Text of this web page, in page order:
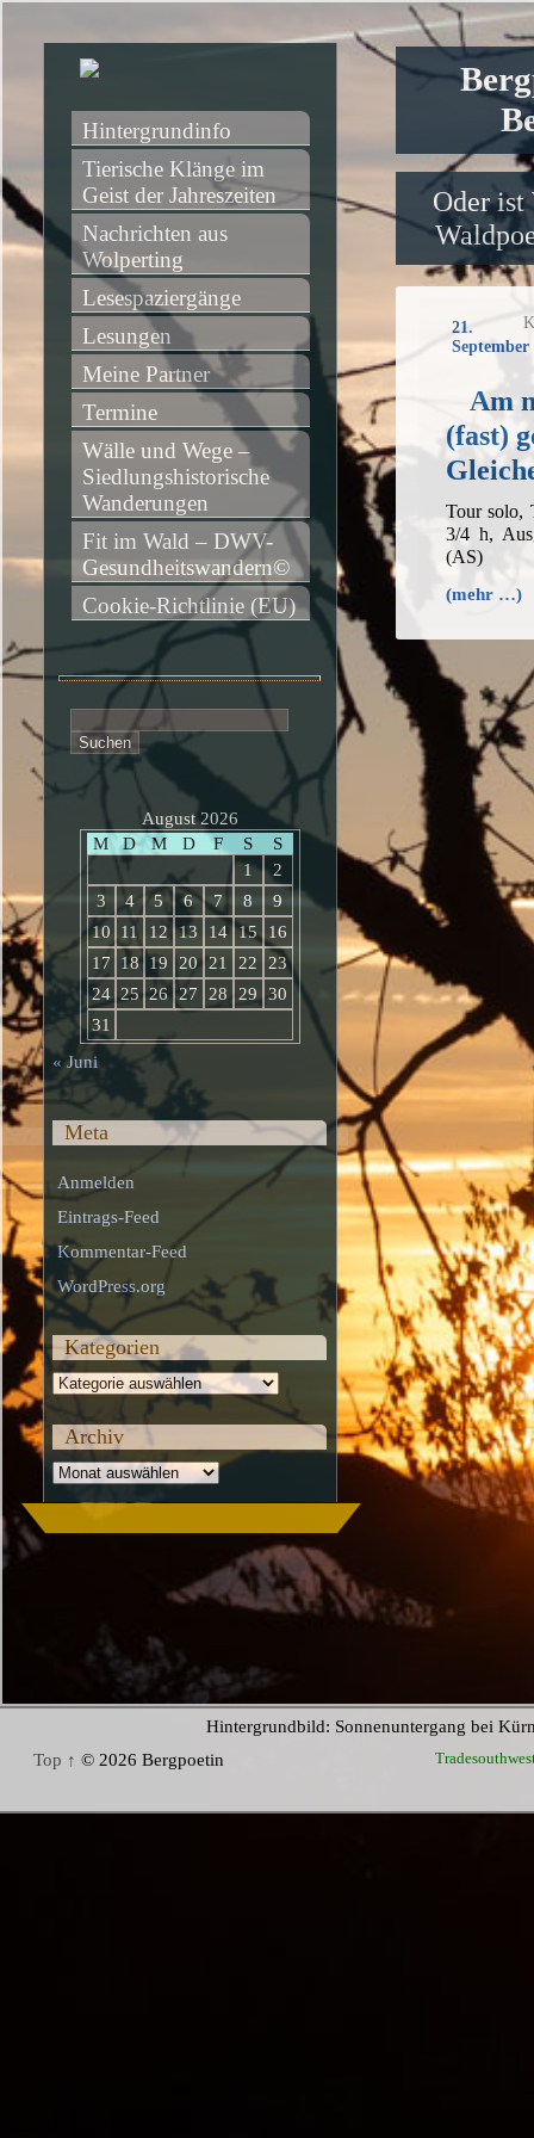
Oder ist
21.
September
Am
(fast)
Tour solo,
3/4 h,
(AS)
(mehr …)
Hintergrundinfo
Tierische Klänge im
Geist der Jahreszeiten
Nachrichten aus
Wolperting
Lesespaziergänge
Lesungen
Meine Partner
Termine
Wälle und Wege –
Siedlungshistorische
Wanderungen
Fit im Wald – DWV-
Gesundheitswandern©
Cookie-Richtlinie (EU)
nach:
August 2026
M
D M D F S
S
1
2
3
4 5 6 7 8
9
10
11 12 13 14 15
16
17
18 19 20 21 22
23
24 25 26 27 28 29
30
31
« Juni
Meta
Anmelden
Eintrags-Feed
Kommentar-Feed
WordPress.org
Kategorien
Kategorien
Archiv
Archiv
Hintergrundbild: Sonnenuntergang bei
Top ↑ © 2026 Bergpoetin